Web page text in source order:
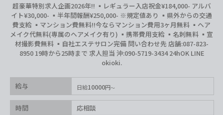
超豪華特別求人企画2026年‼︎ ▪️レギュラー入店祝金¥184,000- アルバ
イト¥30,000- ▪️半年間報酬¥250,000- ※規定値あり ▪️県外からの交通
費支給 ▪️マンション費無料‼︎今ならマンション費用3ヶ月無料 ▪️ヘア
メイク代無料(専属のヘアメイク有り) ▪️携帯費用支給 ▪️名刺無料 ▪️宣
材撮影費無料 ▪️自社エステサロン完備 問い合わせ先 店舗:087-823-
8950 19時から25時まで 求人担当 沖:090-5719-3434 24hOK LINE
okioki.
給与 日給10000円
時間 応相談